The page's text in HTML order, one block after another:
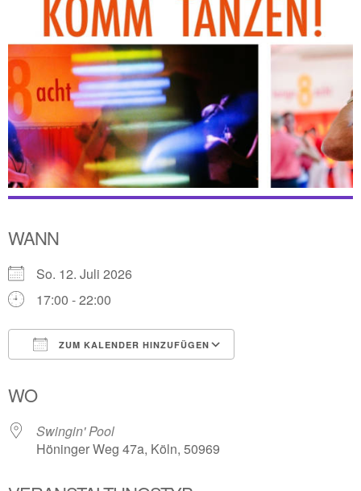
WANN
So. 12. Juli 2026
17:00 - 22:00
ZUM KALENDER HINZUFÜGEN
WO
Swingin' Pool
Höninger Weg 47a, Köln, 50969